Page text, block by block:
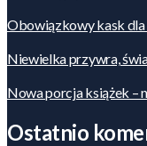
Obowiązkowy kask dla
Niewielka przywra,
Nowa porcja książek –
Ostatnio